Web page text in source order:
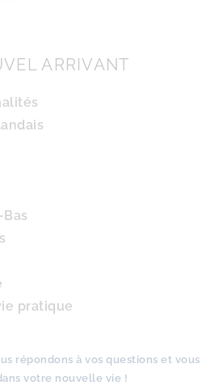
ARRIVANT
pratique
répondons à vos questions et vous
votre nouvelle vie !